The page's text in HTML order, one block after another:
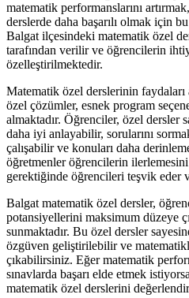
matematik performanslarını
derslerde daha başarılı olmak için
Balgat ilçesindeki matematik özel
tarafından verilir ve öğrencilerin
özelleştirilmektedir.
Matematik özel derslerinin
özel çözümler, esnek program
almaktadır. Öğrenciler, özel dersler
daha iyi anlayabilir, sorularını
çalışabilir ve konuları daha
öğretmenler öğrencilerin
gerektiğinde öğrencileri teşvik eder
Balgat matematik özel dersler,
potansiyellerini maksimum düzeye
sunmaktadır. Bu özel dersler
özgüven geliştirilebilir ve
çıkabilirsiniz. Eğer matematik
sınavlarda başarı elde etmek
matematik özel derslerini